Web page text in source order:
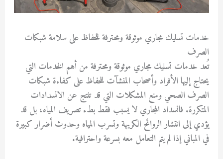
خدمات تسليك مجاري موثوقة ومحترفة للحفاظ على سلامة شبكات
الصرف
تُعد خدمات تسليك مجاري موثوقة ومحترفةمن أهم الخدمات التي
يحتاج إليها الأفراد وأصحاب المنشآت للحفاظ على كفاءة شبكات
الصرف الصحي ومنع المشكلات التي قد تنتج عن الانسدادات
المتكررة. فانسداد المجاري لا يسبب فقط بطء تصريف المياه، بل قد
يؤدي إلى انتشار الروائح الكريهة وتسرب المياه وحدوث أضرار كبيرة
في المباني إذا لم يتم التعامل معه بسرعة واحترافية.